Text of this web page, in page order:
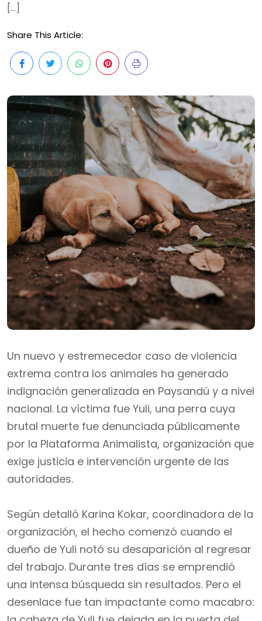
[…]
Share This Article:
Un nuevo y estremecedor caso de violencia
extrema contra los animales ha generado
indignación generalizada en Paysandú y a nivel
nacional. La víctima fue Yuli, una perra cuya
brutal muerte fue denunciada públicamente
por la Plataforma Animalista, organización que
exige justicia e intervención urgente de las
autoridades.
Según detalló Karina Kokar, coordinadora de la
organización, el hecho comenzó cuando el
dueño de Yuli notó su desaparición al regresar
del trabajo. Durante tres días se emprendió
una intensa búsqueda sin resultados. Pero el
desenlace fue tan impactante como macabro: